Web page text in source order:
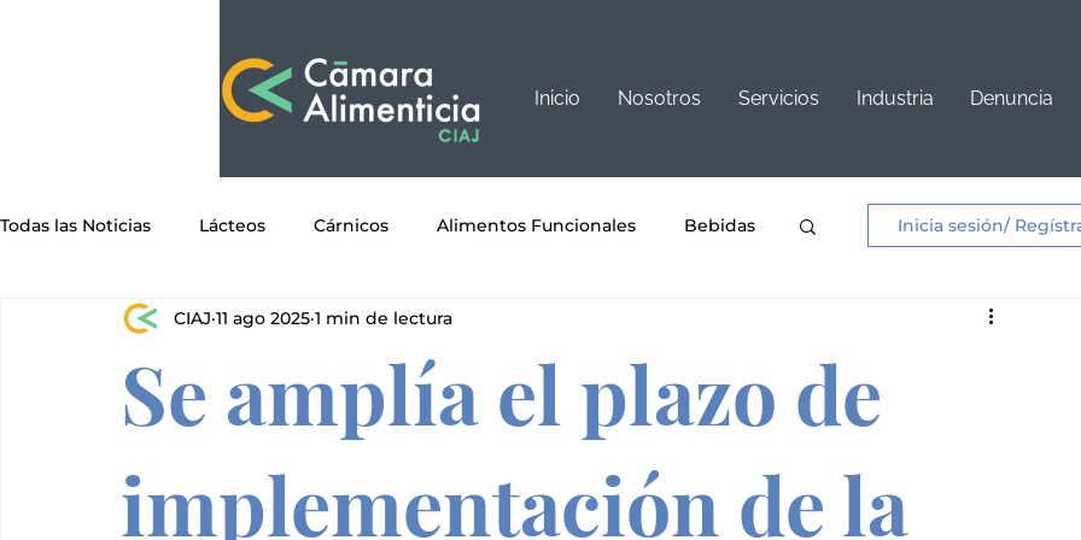
Inicio Nosotros Servicios Industria Denuncia
Todas las Noticias Lácteos Cárnicos Alimentos Funcionales Bebidas
Granos y Semillas Helados y Paletas Condimentos y Aderezos
Confitería Agroindustria Masa y Tortilla Panificacion
Suplementos Alimenticios
Inicia sesión/
Se amplía el plazo de
implementación de la
CIAJ 11 ago 2025 1 min de lectura